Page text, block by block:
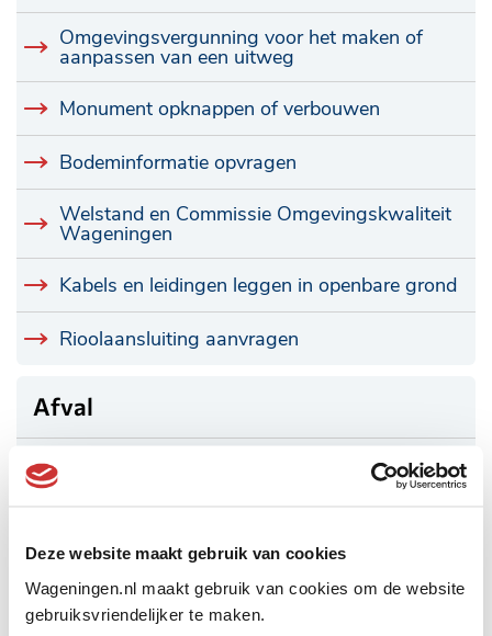
Deze website maakt gebruik van cookies
Wageningen.nl maakt gebruik van cookies om de website
gebruiksvriendelijker te maken.
Omgevingsvergunning voor het maken of
aanpassen van een uitweg
Monument opknappen of verbouwen
Bodeminformatie opvragen
Welstand en Commissie Omgevingskwaliteit
Wageningen
Kabels en leidingen leggen in openbare grond
Rioolaansluiting aanvragen
Afval
Asbest verwijderen